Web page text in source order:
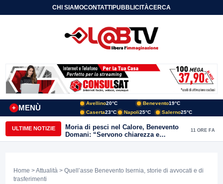
CHI SIAMOCONTATTIPUBBLICITÀCERCA
MENÙ
+
Avellino20°C Benevento19°C
Caserta23°C Napoli25°C Salerno25°C
ULTIME NOTIZIE
Moria di pesci nel Calore, Benevento
Domani: “Servono chiarezza e
approfondimenti sulla gestione
11 ORE FA
Home >Attualità > Quell’asse Benevento Isernia, storie di avvocati e di
trasferimenti